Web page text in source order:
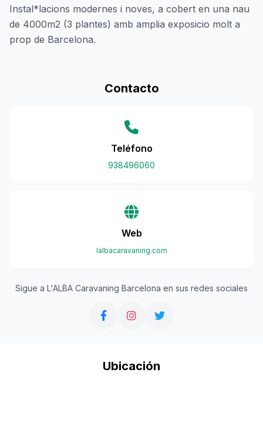
Instal*lacions modernes i noves, a cobert en una nau
de 4000m2 (3 plantes) amb amplia exposicio molt a
prop de Barcelona.
Contacto
Teléfono
938496060
Web
lalbacaravaning.com
Sigue a L'ALBA Caravaning Barcelona en sus redes sociales
Ubicación